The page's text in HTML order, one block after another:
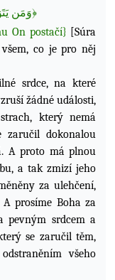
﴿وَمَن
On postačí} [Súra
co je pro něj
srdce, na které
žádné události,
který nemá
zaručil dokonalou
A proto má plnou
a tak zmizí jeho
za ulehčení,
prosíme Boha za
pevným srdcem a
se zaručil těm,
všeho